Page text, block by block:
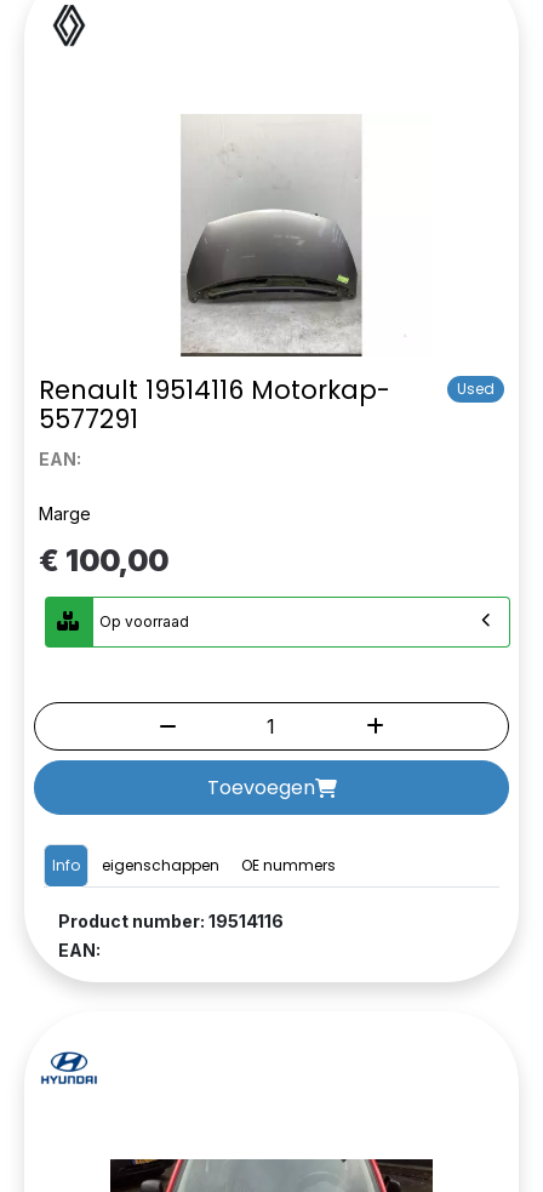
Renault 19514116 Motorkap-
5577291
Used
EAN:
Info eigenschappen OE nummers
Product number: 19514116
EAN:
Marge
€ 100,00
Op voorraad
Toevoegen